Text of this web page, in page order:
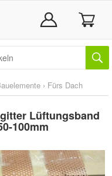
› Fürs Dach
Lüftungsband
100mm